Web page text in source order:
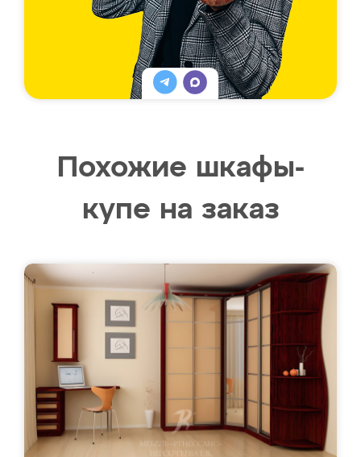
Похожие шкафы-
купе на заказ